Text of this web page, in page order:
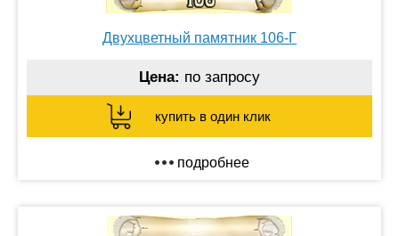
Двухцветный памятник 106-Г
Цена: по запросу
купить в один клик
подробнее